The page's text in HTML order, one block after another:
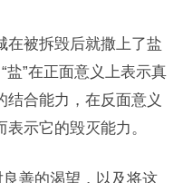
在被拆毁后就撒上了盐
盐”在正面意义上表示真
结合能力，在反面意义
表示它的毁灭能力。
良善的渴望，以及将这